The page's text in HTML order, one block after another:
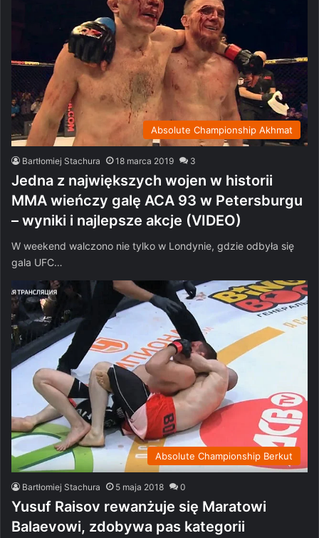
Absolute Championship Akhmat
Bartłomiej Stachura 18 marca 2019 3
Jedna z największych wojen w historii
MMA wieńczy galę ACA 93 w Petersburgu
– wyniki i najlepsze akcje (VIDEO)
W weekend walczono nie tylko w Londynie, gdzie odbyła się
gala UFC…
Absolute Championship Berkut
Bartłomiej Stachura 5 maja 2018 0
Yusuf Raisov rewanżuje się Maratowi
Balaevowi, zdobywa pas kategorii